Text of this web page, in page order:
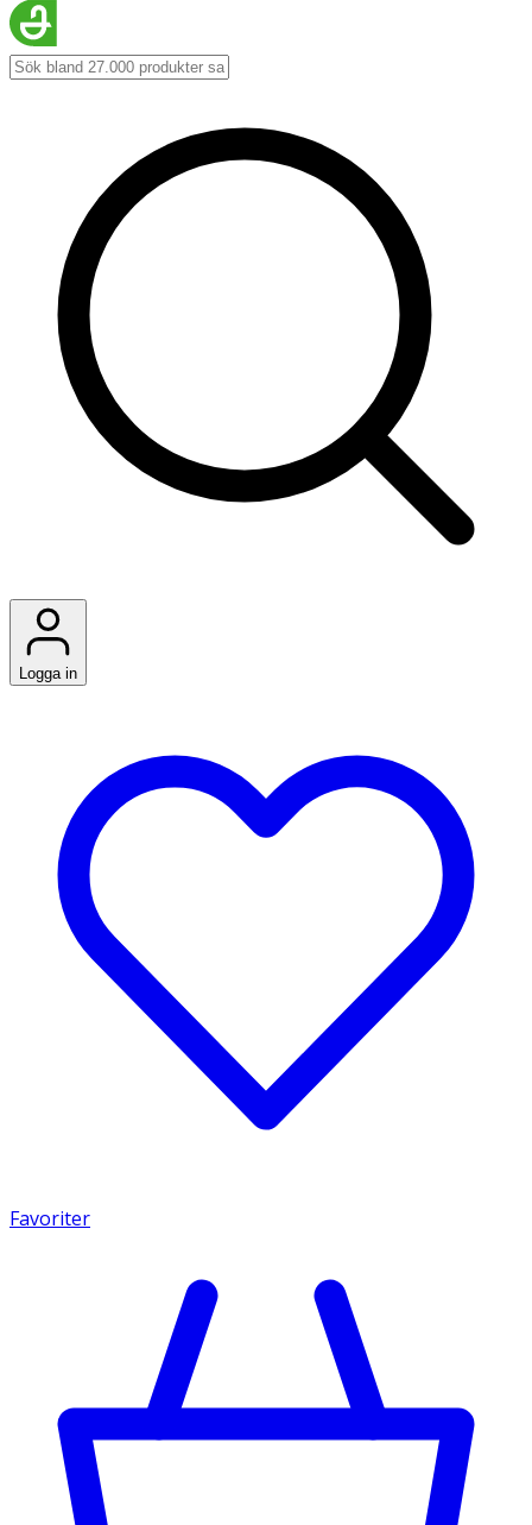
Logga in
Favoriter